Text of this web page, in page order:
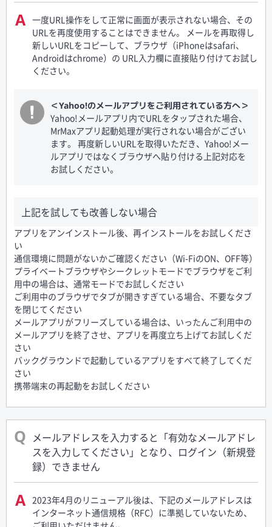
一度URL操作をして正常に画面が表示されない場合、その
URLを再度使用することはできません。 メールを再取得し
新しいURLをコピーして、ブラウザ（iPhoneはsafari、
Androidはchrome）の URL入力欄に直接貼り付けてお試し
ください。
＜Yahoo!のメールアプリをご利用されている方へ＞
Yahoo!メールアプリ内でURLをタップされた場合、
MrMaxアプリ起動処理が実行されない場合がござい
ます。 再度新しいURLを取得いただき、Yahoo!メー
ルアプリではなくブラウザへ貼り付ける上記対応を
お試しください。
上記を試しても改善しない場合
アプリをアンインストール後、再インストールをお試しくださ
い
通信環境に問題がないかご確認ください（Wi-FiのON、OFF等）
プライベートブラウザやシークレットモードでブラウザをご利
用中の場合は、通常モードでお試しください
ご利用中のブラウザでタブが開きすぎている場合、不要なタブ
を閉じてください
メールアプリがフリーズしている場合は、いったんご利用中の
メールアプリを終了させ、アプリを再度立ち上げてお試しくだ
さい
バックグラウンドで起動しているアプリをすべて終了してくだ
さい
携帯端末の再起動をお試しください
メールアドレスを入力すると「有効なメールアドレ
スを入力してください」となり、ログイン（新規登
録）できません
2023年4月のリニューアル後は、下記のメールアドレスは
インターネット通信規格（RFC）に準拠していないため、